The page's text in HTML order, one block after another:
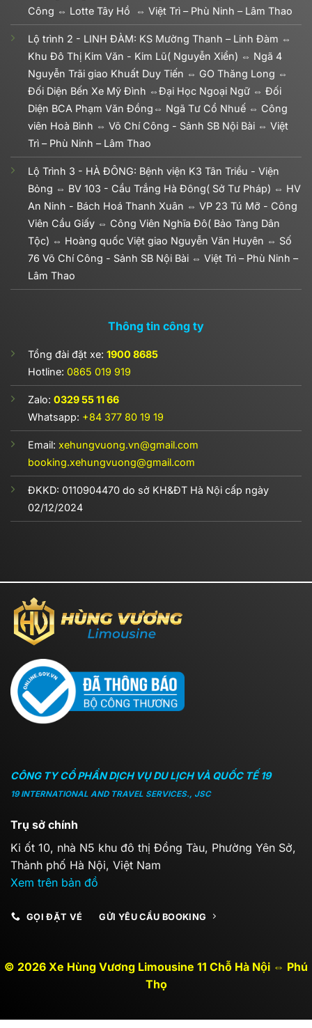
Công ⇔ Lotte Tây Hồ ⇔ Việt Trì – Phù Ninh – Lâm Thao
Lộ trình 2 - LINH ĐÀM: KS Mường Thanh – Linh Đàm ⇔
Khu Đô Thị Kim Văn - Kim Lũ( Nguyễn Xiển) ⇔ Ngã 4
Nguyễn Trãi giao Khuất Duy Tiến ⇔ GO Thăng Long ⇔
Đối Diện Bến Xe Mỹ Đình ⇔Đại Học Ngoại Ngữ ⇔ Đối
Diện BCA Phạm Văn Đồng⇔ Ngã Tư Cổ Nhuế ⇔ Công
viên Hoà Bình ⇔ Võ Chí Công - Sảnh SB Nội Bài ⇔ Việt
Trì – Phù Ninh – Lâm Thao
Lộ Trình 3 - HÀ ĐÔNG: Bệnh viện K3 Tân Triều - Viện
Bỏng ⇔ BV 103 - Cầu Trắng Hà Đông( Sở Tư Pháp) ⇔ HV
An Ninh - Bách Hoá Thanh Xuân ⇔ VP 23 Tú Mỡ - Công
Viên Cầu Giấy ⇔ Công Viên Nghĩa Đô( Bảo Tàng Dân
Tộc) ⇔ Hoàng quốc Việt giao Nguyễn Văn Huyên ⇔ Số
76 Võ Chí Công - Sảnh SB Nội Bài ⇔ Việt Trì – Phù Ninh –
Lâm Thao
Thông tin công ty
Tổng đài đặt xe: 1900 8685
Hotline: 0865 019 919
Zalo: 0329 55 11 66
Whatsapp: +84 377 80 19 19
Email: xehungvuong.vn@gmail.com
booking.xehungvuong@gmail.com
ĐKKD: 0110904470do sở KH&ĐT Hà Nội cấp ngày
02/12/2024
CÔNG TY CỔ PHẦN DỊCH VỤ DU LỊCH VÀ QUỐC TẾ 19
19 INTERNATIONAL AND TRAVEL SERVICES., JSC
Trụ sở chính
Ki ốt 10, nhà N5 khu đô thị Đồng Tàu, Phường Yên Sở,
Thành phố Hà Nội, Việt Nam
Xem trên bản đồ
GỌI ĐẶT VÉ GỬI YÊU CẦU BOOKING
© 2026 Xe Hùng Vương Limousine 11 Chỗ Hà Nội ⇔ Phú
Thọ